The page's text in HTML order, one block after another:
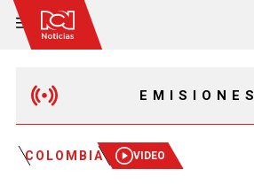
EMISIONES
EMISIÓN 12:30 PM
COLOMBIA VIDEO